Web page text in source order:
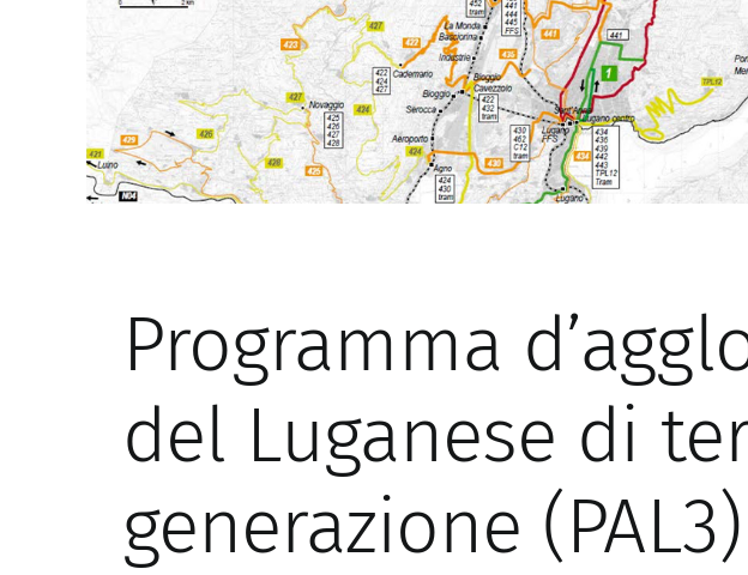
Programma
del Luganese di
generazione (PAL3)